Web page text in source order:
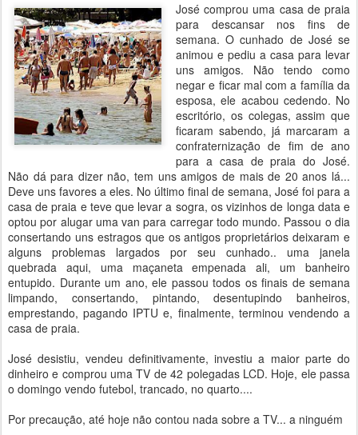
José comprou uma casa de praia
para descansar nos fins de
semana. O cunhado de José se
animou e pediu a casa para levar
uns amigos. Não tendo como
negar e ficar mal com a família da
esposa, ele acabou cedendo. No
escritório, os colegas, assim que
ficaram sabendo, já marcaram a
confraternização de fim de ano
para a casa de praia do José.
Não dá para dizer não, tem uns amigos de mais de 20 anos lá...
Deve uns favores a eles. No último final de semana, José foi para a
casa de praia e teve que levar a sogra, os vizinhos de longa data e
optou por alugar uma van para carregar todo mundo. Passou o dia
consertando uns estragos que os antigos proprietários deixaram e
alguns problemas largados por seu cunhado.. uma janela
quebrada aqui, uma maçaneta empenada ali, um banheiro
entupido. Durante um ano, ele passou todos os finais de semana
limpando, consertando, pintando, desentupindo banheiros,
emprestando, pagando IPTU e, finalmente, terminou vendendo a
casa de praia.
José desistiu, vendeu definitivamente, investiu a maior parte do
dinheiro e comprou uma TV de 42 polegadas LCD. Hoje, ele passa
o domingo vendo futebol, trancado, no quarto....
Por precaução, até hoje não contou nada sobre a TV... a ninguém